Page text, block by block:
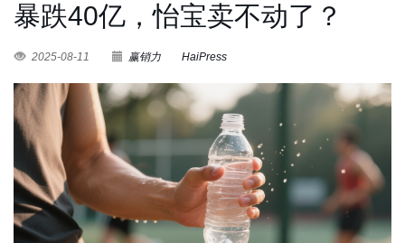
暴跌40亿，怡宝卖不动了？
2025-08-11 赢销力 HaiPress